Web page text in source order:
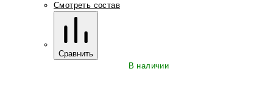
Смотреть состав
Сравнить
В наличии